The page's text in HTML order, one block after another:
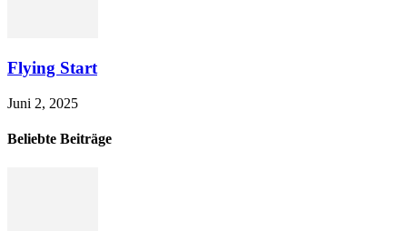
Flying Start
Juni 2, 2025
Beliebte Beiträge